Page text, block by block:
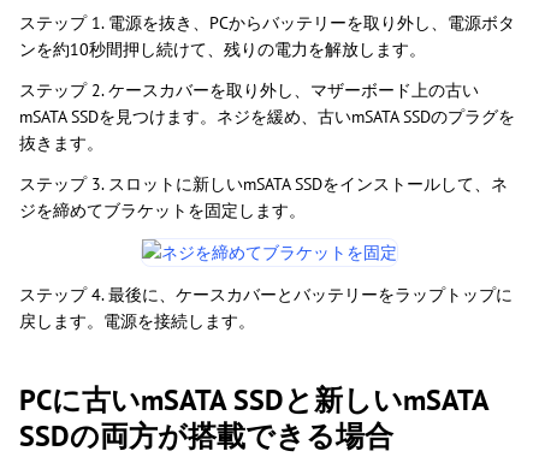
ステップ 1. 電源を抜き、PCからバッテリーを取り外し、電源ボタ
ンを約10秒間押し続けて、残りの電力を解放します。
ステップ 2. ケースカバーを取り外し、マザーボード上の古い
mSATA SSDを見つけます。ネジを緩め、古いmSATA SSDのプラグを
抜きます。
ステップ 3. スロットに新しいmSATA SSDをインストールして、ネ
ジを締めてブラケットを固定します。
ステップ 4. 最後に、ケースカバーとバッテリーをラップトップに
戻します。電源を接続します。
PCに古いmSATA SSDと新しいmSATA
SSDの両方が搭載できる場合